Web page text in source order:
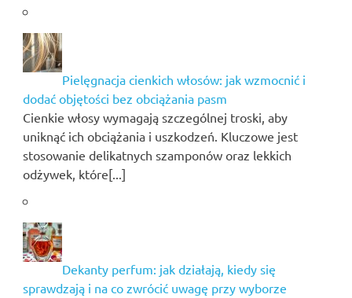
Pielęgnacja cienkich włosów: jak wzmocnić i
dodać objętości bez obciążania pasm
Cienkie włosy wymagają szczególnej troski, aby
uniknąć ich obciążania i uszkodzeń. Kluczowe jest
stosowanie delikatnych szamponów oraz lekkich
odżywek, które[...]
Dekanty perfum: jak działają, kiedy się
sprawdzają i na co zwrócić uwagę przy wyborze